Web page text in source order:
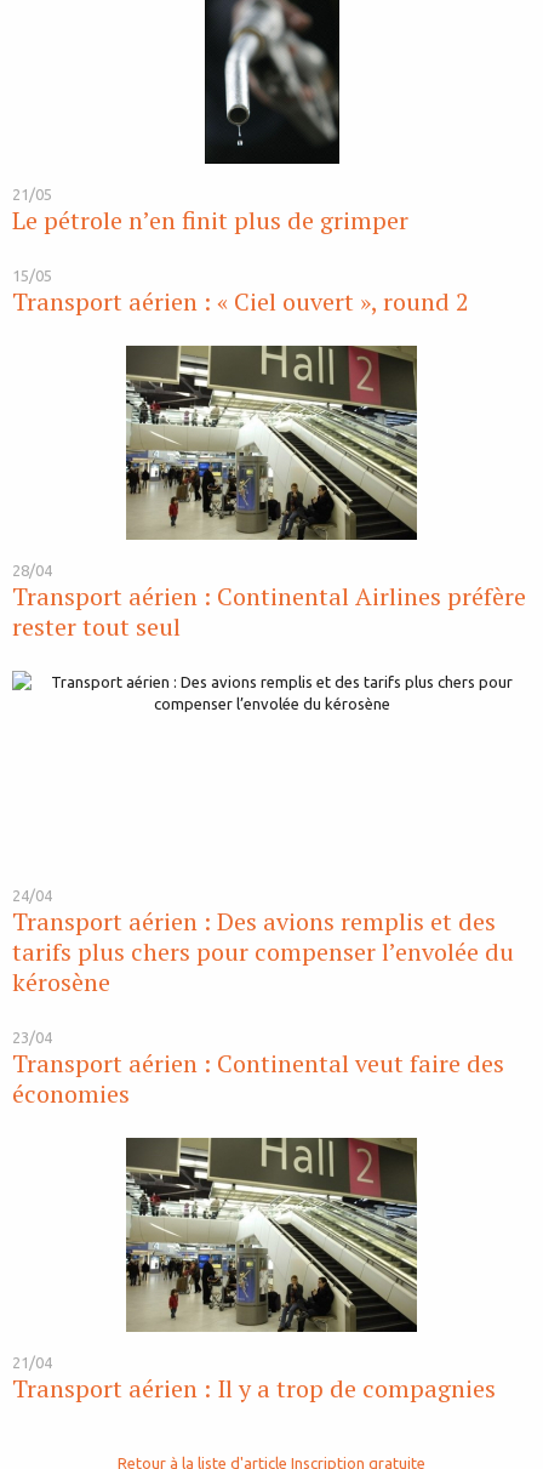
21/05
Le pétrole n’en finit plus de grimper
15/05
Transport aérien : « Ciel ouvert », round 2
28/04
Transport aérien : Continental Airlines préfère
rester tout seul
24/04
Transport aérien : Des avions remplis et des
tarifs plus chers pour compenser l’envolée du
kérosène
23/04
Transport aérien : Continental veut faire des
économies
21/04
Transport aérien : Il y a trop de compagnies
Retour à la liste d'article Inscription gratuite